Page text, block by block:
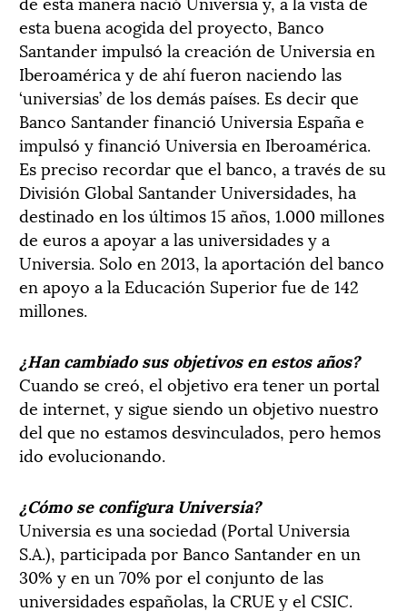
esta buena acogida del proyecto, Banco
Santander impulsó la creación de Universia en
Iberoamérica y de ahí fueron naciendo las
‘universias’ de los demás países. Es decir que
Banco Santander financió Universia España e
impulsó y financió Universia en Iberoamérica.
Es preciso recordar que el banco, a través de su
División Global Santander Universidades, ha
destinado en los últimos 15 años, 1.000 millones
de euros a apoyar a las universidades y a
Universia. Solo en 2013, la aportación del banco
en apoyo a la Educación Superior fue de 142
millones.
¿Han cambiado sus objetivos en estos años?
Cuando se creó, el objetivo era tener un portal
de internet, y sigue siendo un objetivo nuestro
del que no estamos desvinculados, pero hemos
ido evolucionando.
¿Cómo se configura Universia?
Universia es una sociedad (Portal Universia
S.A.), participada por Banco Santander en un
30% y en un 70% por el conjunto de las
universidades españolas, la CRUE y el CSIC.